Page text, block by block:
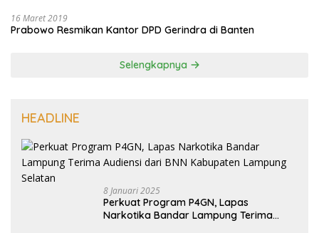
16 Maret 2019
Prabowo Resmikan Kantor DPD Gerindra di Banten
Selengkapnya
HEADLINE
8 Januari 2025
Perkuat Program P4GN, Lapas
Narkotika Bandar Lampung Terima